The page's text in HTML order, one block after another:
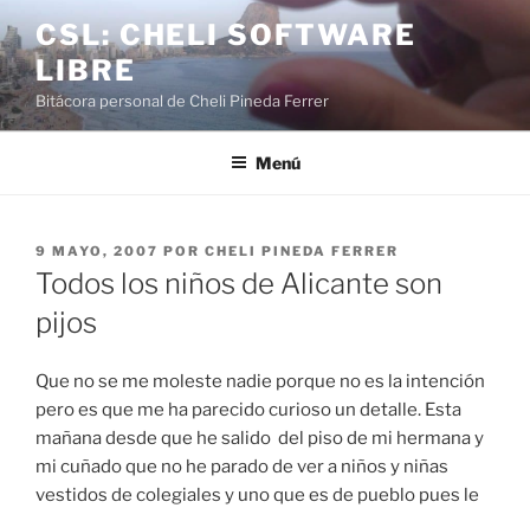
al
contenido
CSL: CHELI SOFTWARE
LIBRE
Bitácora personal de Cheli Pineda Ferrer
Menú
PUBLICADO
EL
9 MAYO, 2007 POR CHELI PINEDA FERRER
Todos los niños de Alicante son
pijos
Que no se me moleste nadie porque no es la intención
pero es que me ha parecido curioso un detalle. Esta
mañana desde que he salido del piso de mi hermana y
mi cuñado que no he parado de ver a niños y niñas
vestidos de colegiales y uno que es de pueblo pues le